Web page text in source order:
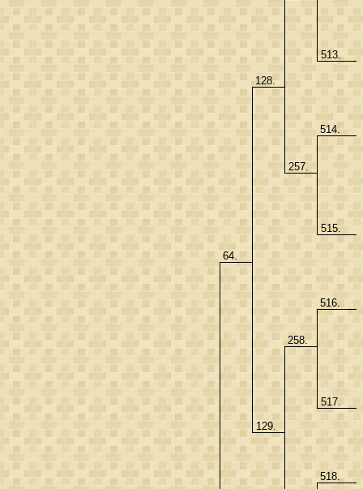
64.
128.
513.
257.
514.
515.
129.
258.
516.
517.
518.